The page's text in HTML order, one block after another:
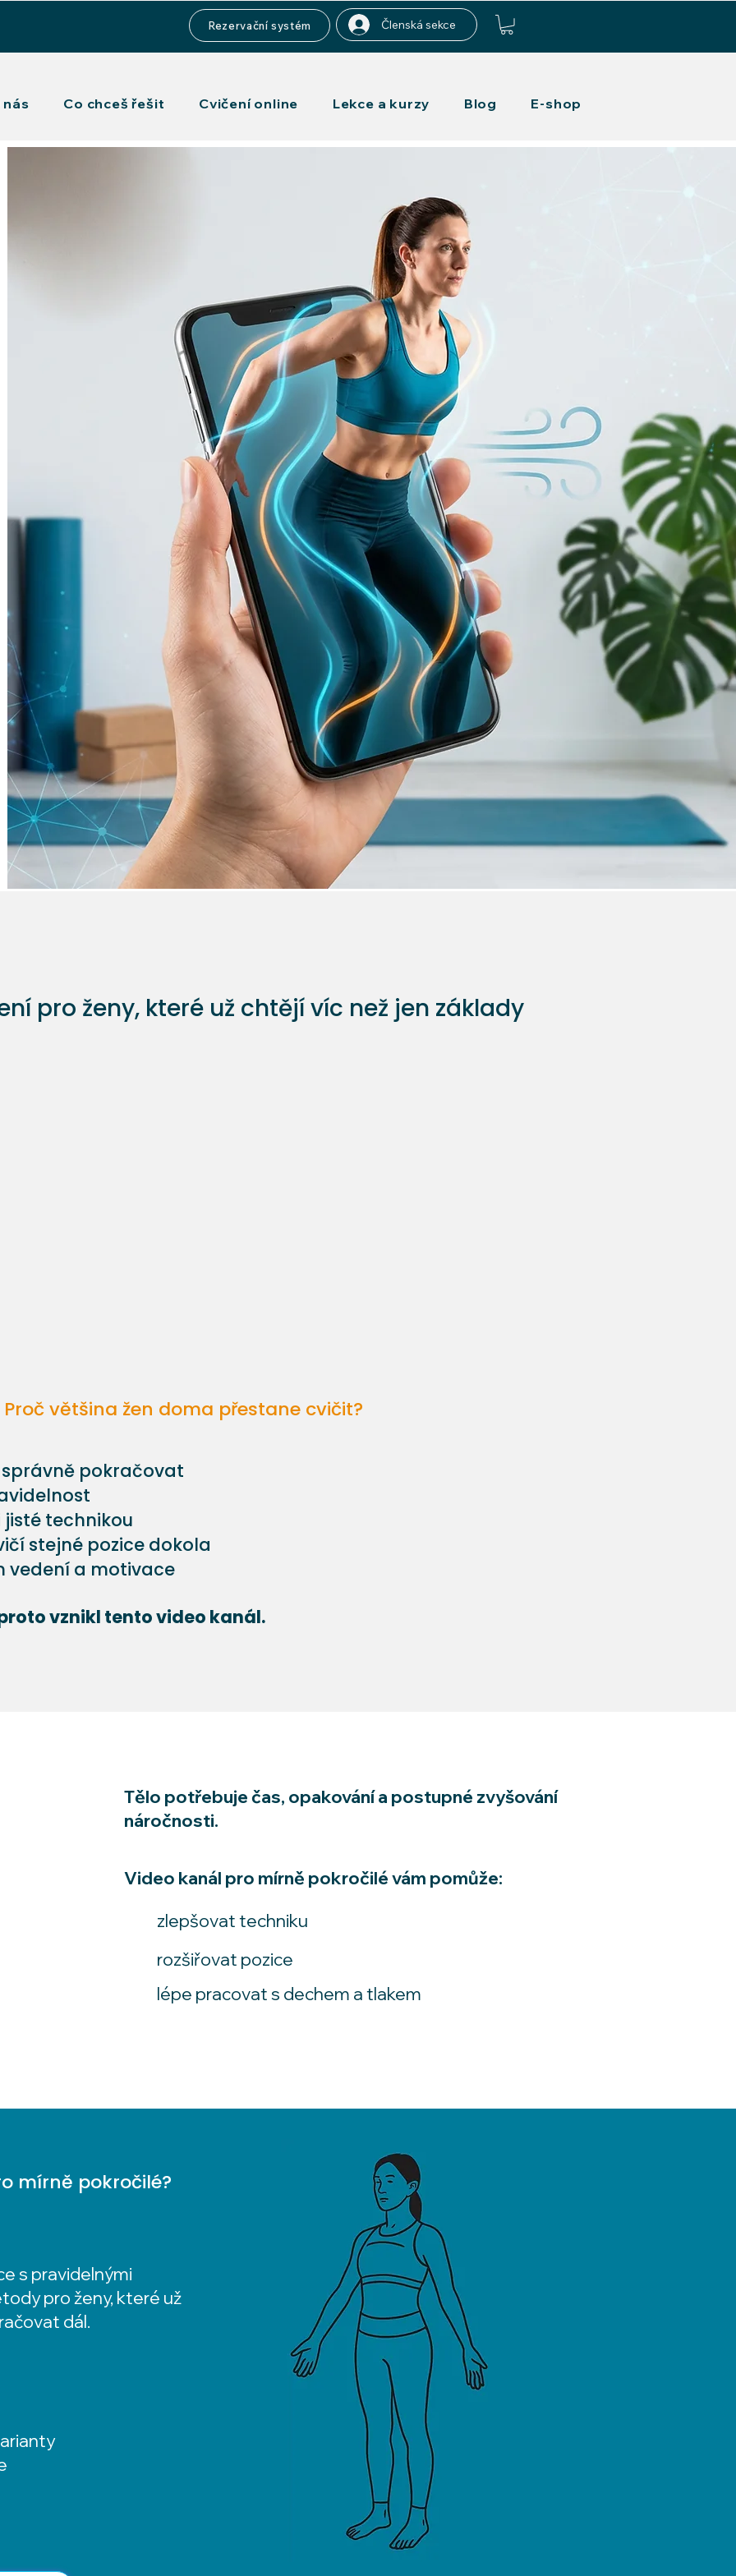
Rezervační systém Členská sekce
nás Co chceš řešit Cvičení online Lekce a kurzy Blog E-shop
pro ženy, které už chtějí víc než jen základy
Proč většina žen doma přestane cvičit?
správně pokračovat
jisté technikou
stejné pozice dokola
vedení a motivace
vznikl tento video kanál.
Tělo potřebuje čas, opakování a postupné zvyšování
náročnosti.
Video kanál pro mírně pokročilé vám pomůže:
zlepšovat techniku
rozšiřovat pozice
lépe pracovat s dechem a tlakem
mírně pokročilé?
s pravidelnými
pro ženy, které už
dál.